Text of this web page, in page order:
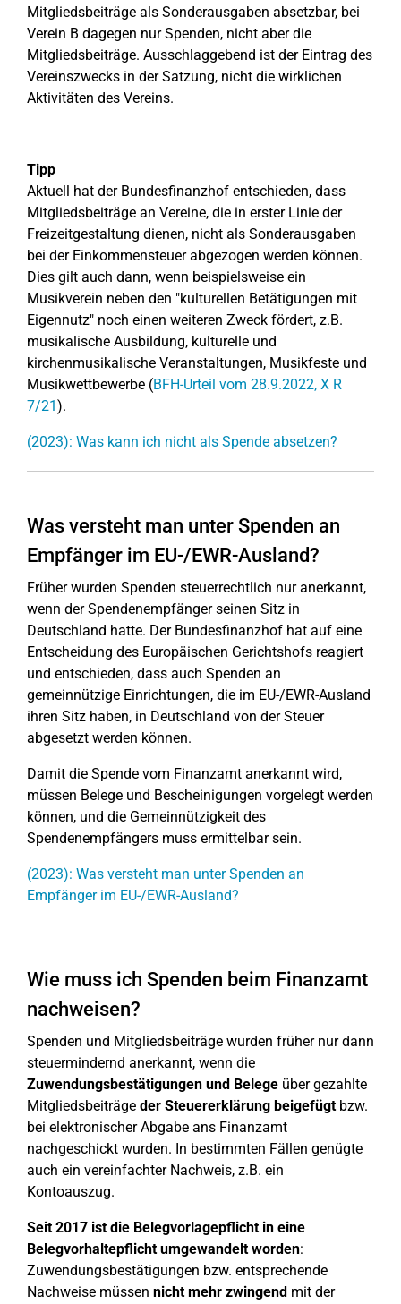
Mitgliedsbeiträge als Sonderausgaben absetzbar, bei
Verein B dagegen nur Spenden, nicht aber die
Mitgliedsbeiträge. Ausschlaggebend ist der Eintrag des
Vereinszwecks in der Satzung, nicht die wirklichen
Aktivitäten des Vereins.
Tipp
Aktuell hat der Bundesfinanzhof entschieden, dass
Mitgliedsbeiträge an Vereine, die in erster Linie der
Freizeitgestaltung dienen, nicht als Sonderausgaben
bei der Einkommensteuer abgezogen werden können.
Dies gilt auch dann, wenn beispielsweise ein
Musikverein neben den "kulturellen Betätigungen mit
Eigennutz" noch einen weiteren Zweck fördert, z.B.
musikalische Ausbildung, kulturelle und
kirchenmusikalische Veranstaltungen, Musikfeste und
Musikwettbewerbe (BFH-Urteil vom 28.9.2022, X R
7/21).
(2023): Was kann ich nicht als Spende absetzen?
Was versteht man unter Spenden an
Empfänger im EU-/EWR-Ausland?
Früher wurden Spenden steuerrechtlich nur anerkannt,
wenn der Spendenempfänger seinen Sitz in
Deutschland hatte. Der Bundesfinanzhof hat auf eine
Entscheidung des Europäischen Gerichtshofs reagiert
und entschieden, dass auch Spenden an
gemeinnützige Einrichtungen, die im EU-/EWR-Ausland
ihren Sitz haben, in Deutschland von der Steuer
abgesetzt werden können.
Damit die Spende vom Finanzamt anerkannt wird,
müssen Belege und Bescheinigungen vorgelegt werden
können, und die Gemeinnützigkeit des
Spendenempfängers muss ermittelbar sein.
(2023): Was versteht man unter Spenden an
Empfänger im EU-/EWR-Ausland?
Wie muss ich Spenden beim Finanzamt
nachweisen?
Spenden und Mitgliedsbeiträge wurden früher nur dann
steuermindernd anerkannt, wenn die
Zuwendungsbestätigungen und Belege über gezahlte
Mitgliedsbeiträge der Steuererklärung beigefügtbzw.
bei elektronischer Abgabe ans Finanzamt
nachgeschickt wurden. In bestimmten Fällen genügte
auch ein vereinfachter Nachweis, z.B. ein
Kontoauszug.
Seit 2017 ist die Belegvorlagepflicht in eine
Belegvorhaltepflicht umgewandelt worden:
Zuwendungsbestätigungen bzw. entsprechende
Nachweise müssen nicht mehr zwingend mit der